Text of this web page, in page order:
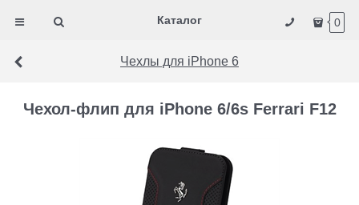
Каталог 0
Чехлы для iPhone 6
Чехол-флип для iPhone 6/6s Ferrari F12